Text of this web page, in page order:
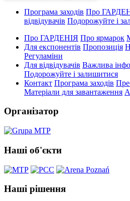
Програма заходів Про
відвідувачів Подорожуйте і
Про ГАРДЕНІЯ Про ярмарок
Для експонентів Пропозиція
Регуламіни
Для відвідувачів Важлива
Подорожуйте і залишитися
Контакт Програма заходів
Матеріали для завантаження
Організатор
Наші об'єкти
Наші рішення